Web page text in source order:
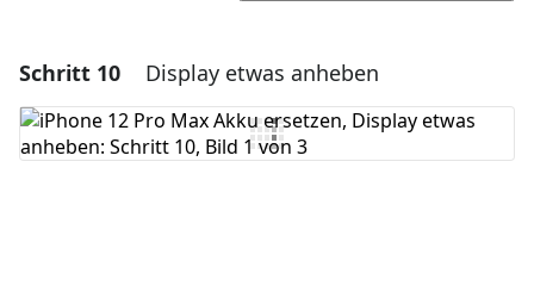
Einen Kommentar hinzufügen
Kommentar hinzufügen
Schritt 10 Display etwas anheben